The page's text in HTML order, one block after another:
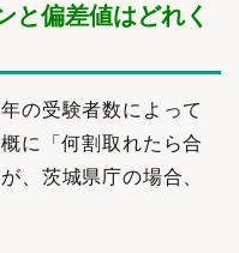
と偏差値はどれく
の受験者数によって
に「何割取れたら合
、茨城県庁の場合、